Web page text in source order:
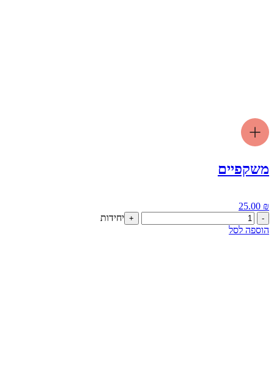
משקפיים
25.00 ₪
-
כמות
של
+ יחידות
הוספה לסל